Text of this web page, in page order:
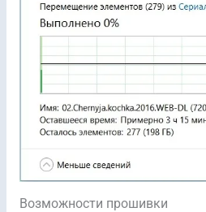
Возможности прошивки